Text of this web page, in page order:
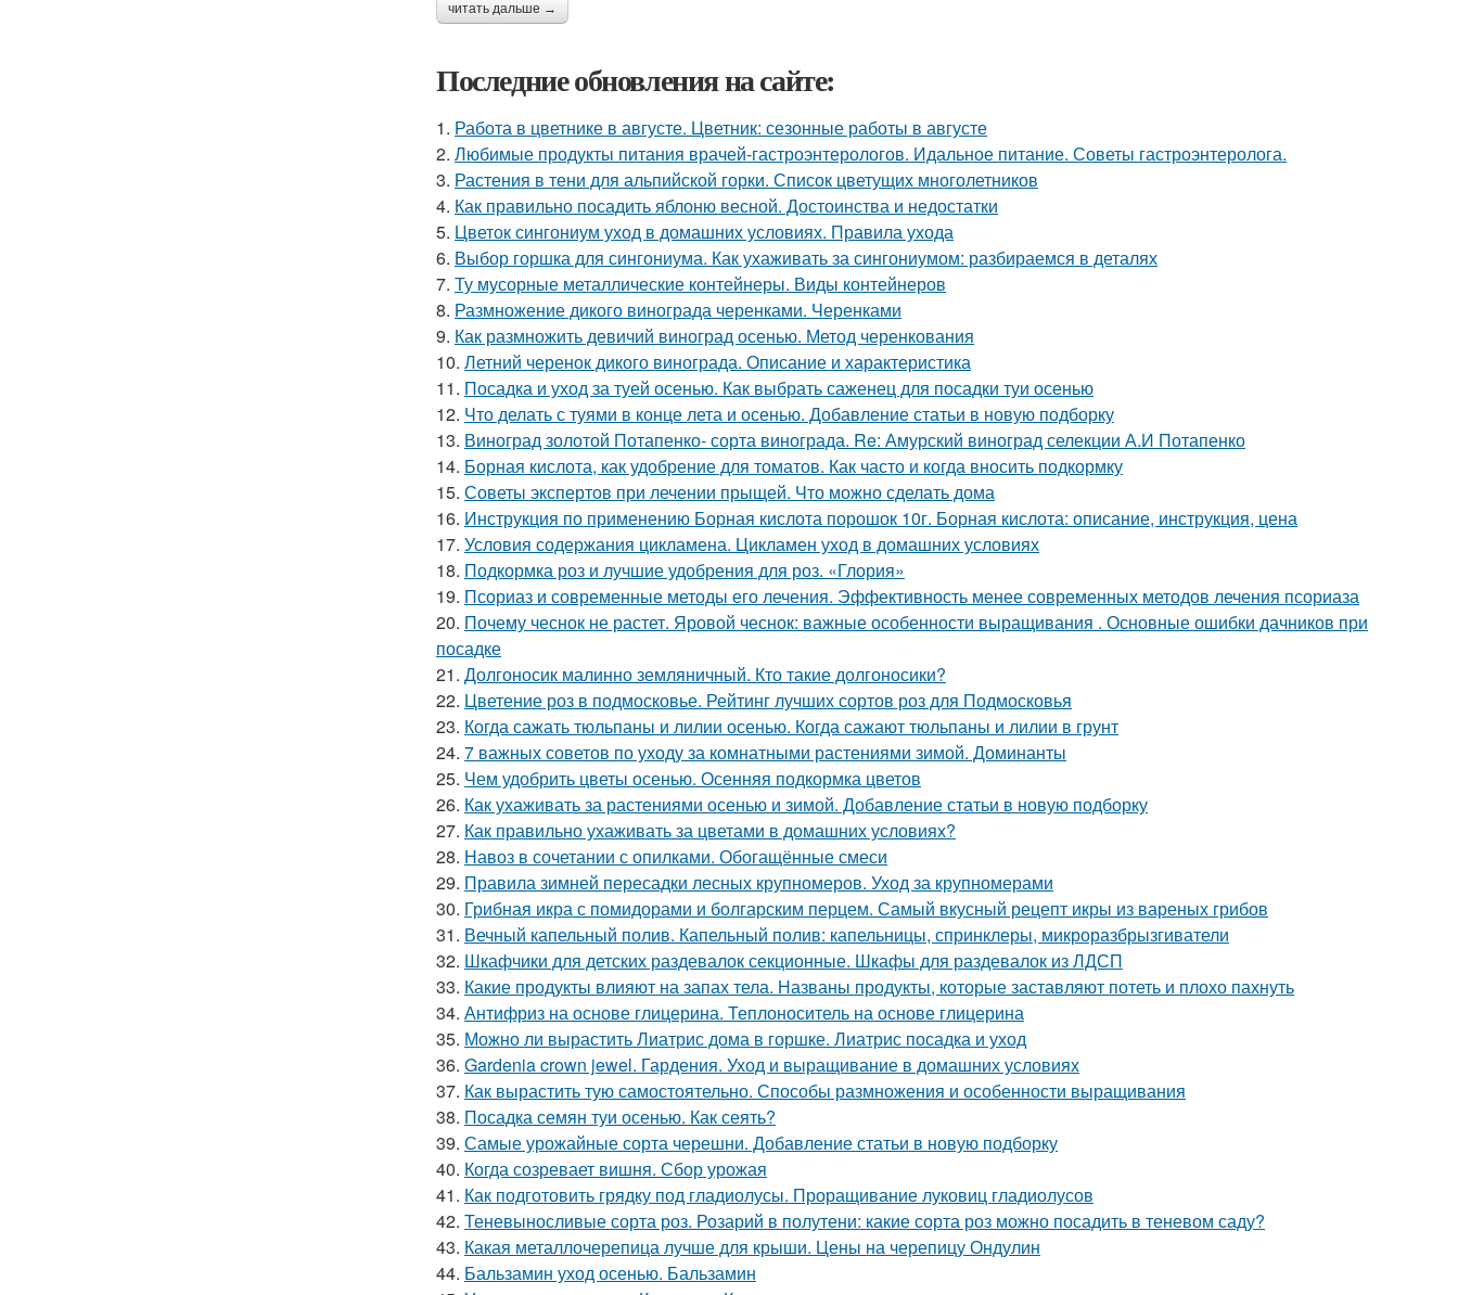
читать дальше →
Последние обновления на сайте:
1. Работа в цветнике в августе. Цветник: сезонные работы в августе
2. Любимые продукты питания врачей-гастроэнтерологов. Идальное питание. Советы гастроэнтеролога.
3. Растения в тени для альпийской горки. Список цветущих многолетников
4. Как правильно посадить яблоню весной. Достоинства и недостатки
5. Цветок сингониум уход в домашних условиях. Правила ухода
6. Выбор горшка для сингониума. Как ухаживать за сингониумом: разбираемся в деталях
7. Ту мусорные металлические контейнеры. Виды контейнеров
8. Размножение дикого винограда черенками. Черенками
9. Как размножить девичий виноград осенью. Метод черенкования
10. Летний черенок дикого винограда. Описание и характеристика
11. Посадка и уход за туей осенью. Как выбрать саженец для посадки туи осенью
12. Что делать с туями в конце лета и осенью. Добавление статьи в новую подборку
13. Виноград золотой Потапенко- сорта винограда. Re: Амурский виноград селекции А.И Потапенко
14. Борная кислота, как удобрение для томатов. Как часто и когда вносить подкормку
15. Советы экспертов при лечении прыщей. Что можно сделать дома
16. Инструкция по применению Борная кислота порошок 10г. Борная кислота: описание, инструкция, цена
17. Условия содержания цикламена. Цикламен уход в домашних условиях
18. Подкормка роз и лучшие удобрения для роз. «Глория»
19. Псориаз и современные методы его лечения. Эффективность менее современных методов лечения псориаза
20. Почему чеснок не растет. Яровой чеснок: важные особенности выращивания . Основные ошибки дачников при
посадке
21. Долгоносик малинно земляничный. Кто такие долгоносики?
22. Цветение роз в подмосковье. Рейтинг лучших сортов роз для Подмосковья
23. Когда сажать тюльпаны и лилии осенью. Когда сажают тюльпаны и лилии в грунт
24. 7 важных советов по уходу за комнатными растениями зимой. Доминанты
25. Чем удобрить цветы осенью. Осенняя подкормка цветов
26. Как ухаживать за растениями осенью и зимой. Добавление статьи в новую подборку
27. Как правильно ухаживать за цветами в домашних условиях?
28. Навоз в сочетании с опилками. Обогащённые смеси
29. Правила зимней пересадки лесных крупномеров. Уход за крупномерами
30. Грибная икра с помидорами и болгарским перцем. Самый вкусный рецепт икры из вареных грибов
31. Вечный капельный полив. Капельный полив: капельницы, спринклеры, микроразбрызгиватели
32. Шкафчики для детских раздевалок секционные. Шкафы для раздевалок из ЛДСП
33. Какие продукты влияют на запах тела. Названы продукты, которые заставляют потеть и плохо пахнуть
34. Антифриз на основе глицерина. Теплоноситель на основе глицерина
35. Можно ли вырастить Лиатрис дома в горшке. Лиатрис посадка и уход
36. Gardenia crown jewel. Гардения. Уход и выращивание в домашних условиях
37. Как вырастить тую самостоятельно. Способы размножения и особенности выращивания
38. Посадка семян туи осенью. Как сеять?
39. Самые урожайные сорта черешни. Добавление статьи в новую подборку
40. Когда созревает вишня. Сбор урожая
41. Как подготовить грядку под гладиолусы. Проращивание луковиц гладиолусов
42. Теневыносливые сорта роз. Розарий в полутени: какие сорта роз можно посадить в теневом саду?
43. Какая металлочерепица лучше для крыши. Цены на черепицу Ондулин
44. Бальзамин уход осенью. Бальзамин